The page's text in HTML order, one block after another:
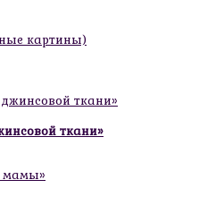
картины)
ткани»